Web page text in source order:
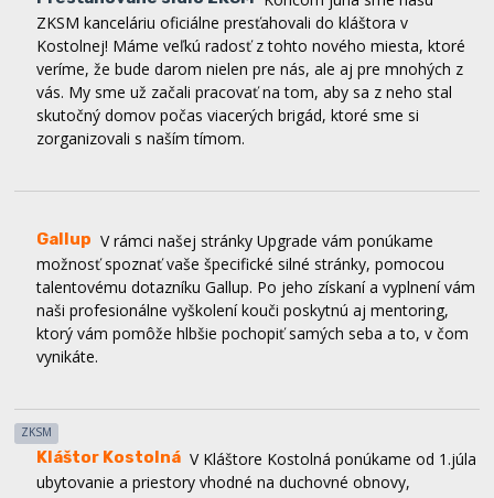
Kostolnej! Máme veľkú radosť z tohto nového miesta, ktoré
veríme, že bude darom nielen pre nás, ale aj pre mnohých z
vás. My sme už začali pracovať na tom, aby sa z neho stal
skutočný domov počas viacerých brigád, ktoré sme si
zorganizovali s naším tímom.
možnosť spoznať vaše špecifické silné stránky, pomocou
talentovému dotazníku Gallup. Po jeho získaní a vyplnení vám
naši profesionálne vyškolení kouči poskytnú aj mentoring,
ktorý vám pomôže hlbšie pochopiť samých seba a to, v čom
vynikáte.
Kláštor Kostolná
ubytovanie a priestory vhodné na duchovné obnovy,
víkendovky spoločenstiev, edukačné aktivity či stretnutia